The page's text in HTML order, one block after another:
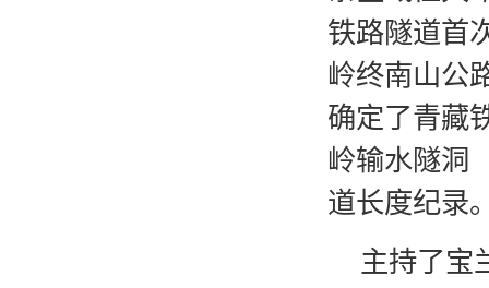
铁路隧道首
岭终南山公
确定了青藏
岭输水隧洞
道长度纪录
主持了宝